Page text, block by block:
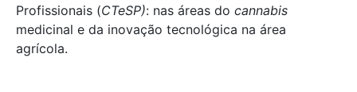
Profissionais (CTeSP): nas áreas do cannabis
medicinal e da inovação tecnológica na área
agrícola.